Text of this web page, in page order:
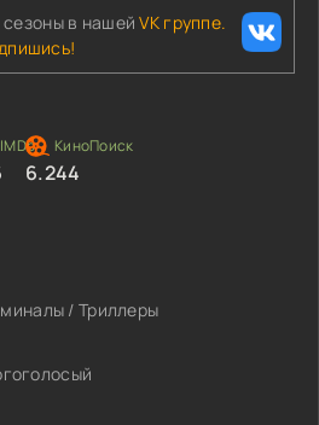
сезоны в нашейVK группе.
6.244
/ Триллеры